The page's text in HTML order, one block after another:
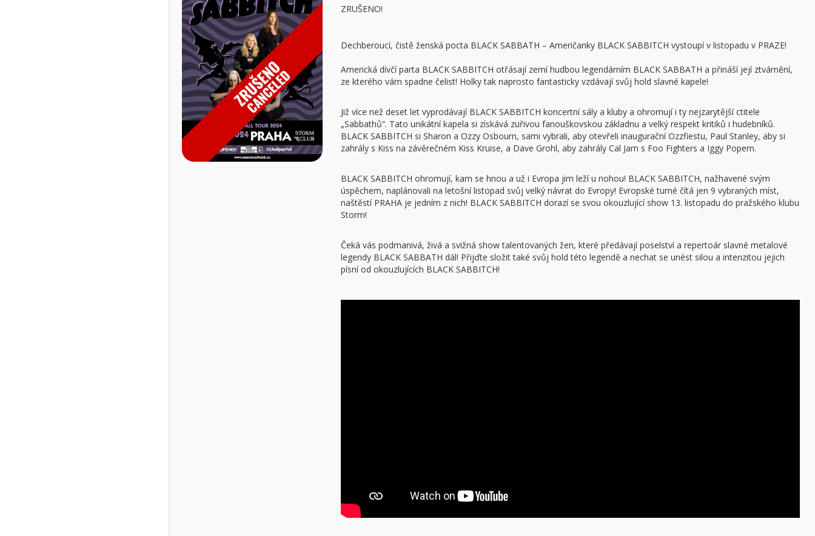
ZRUŠENO!
Dechberoucí, čistě ženská pocta BLACK SABBATH – Američanky BLACK SABBITCH vystoupí v listopadu v PRAZE!
Americká dívčí parta BLACK SABBITCH otřásají zemí hudbou legendárním BLACK SABBATH a přináší její ztvárnění,
ze kterého vám spadne čelist! Holky tak naprosto fantasticky vzdávají svůj hold slavné kapele!
Již více než deset let vyprodávají BLACK SABBITCH koncertní sály a kluby a ohromují i ty nejzarytější ctitele
„Sabbathů“. Tato unikátní kapela si získává zuřivou fanouškovskou základnu a velký respekt kritiků i hudebníků.
BLACK SABBITCH si Sharon a Ozzy Osbourn, sami vybrali, aby otevřeli inaugurační Ozzfiestu, Paul Stanley, aby si
zahrály s Kiss na závěrečném Kiss Kruise, a Dave Grohl, aby zahrály Cal Jam s Foo Fighters a Iggy Popem.
BLACK SABBITCH ohromují, kam se hnou a už i Evropa jim leží u nohou! BLACK SABBITCH, nažhavené svým
úspěchem, naplánovali na letošní listopad svůj velký návrat do Evropy! Evropské turné čítá jen 9 vybraných míst,
naštěstí PRAHA je jedním z nich! BLACK SABBITCH dorazí se svou okouzlující show 13. listopadu do pražského klubu
Storm!
Čeká vás podmanivá, živá a svižná show talentovaných žen, které předávají poselství a repertoár slavné metalové
legendy BLACK SABBATH dál! Přijďte složit také svůj hold této legendě a nechat se unést silou a intenzitou jejich
písní od okouzlujících BLACK SABBITCH!